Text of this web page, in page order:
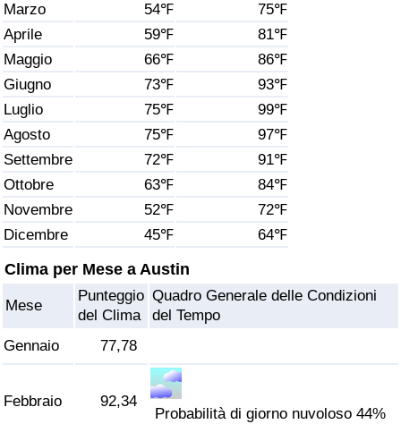
Marzo
54℉
75℉
Aprile
59℉
81℉
Maggio
66℉
86℉
Giugno
73℉
93℉
Luglio
75℉
99℉
Agosto
75℉
97℉
Settembre
72℉
91℉
Ottobre
63℉
84℉
Novembre
52℉
72℉
Dicembre
45℉ 64℉
Clima per Mese a Austin
Mese
Punteggio
del Clima
Quadro Generale delle Condizioni
del Tempo
Gennaio
77,78
Febbraio 92,34
Probabilità di giorno nuvoloso 44%
ad Aqaba
Criminalità
Indice del Tasso di Criminalità (Corrente)
Indice della Criminalità
Indice di criminalità per paese
Assistenza Sanitaria
Indice dell’Assistenza Sanitaria (Corrente)
Nazione
Inquinamento